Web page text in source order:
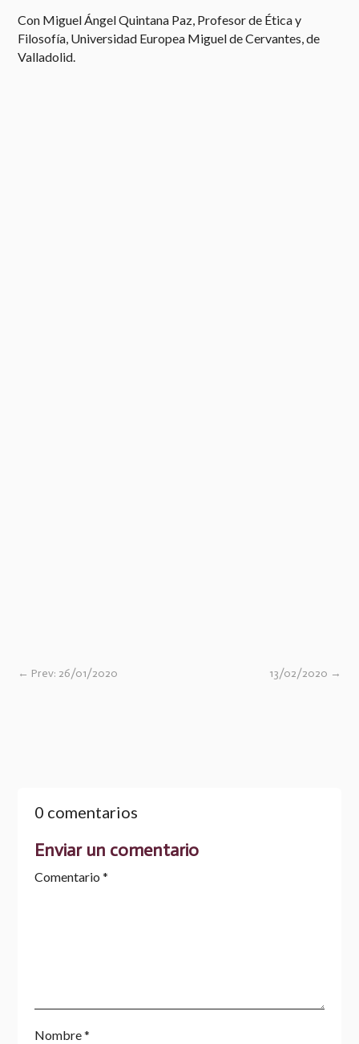
Con Miguel Ángel Quintana Paz, Profesor de Ética y
Filosofía, Universidad Europea Miguel de Cervantes, de
Valladolid.
← Prev: 26/01/2020 13/02/2020 →
0 comentarios
Enviar un comentario
Comentario *
Nombre*